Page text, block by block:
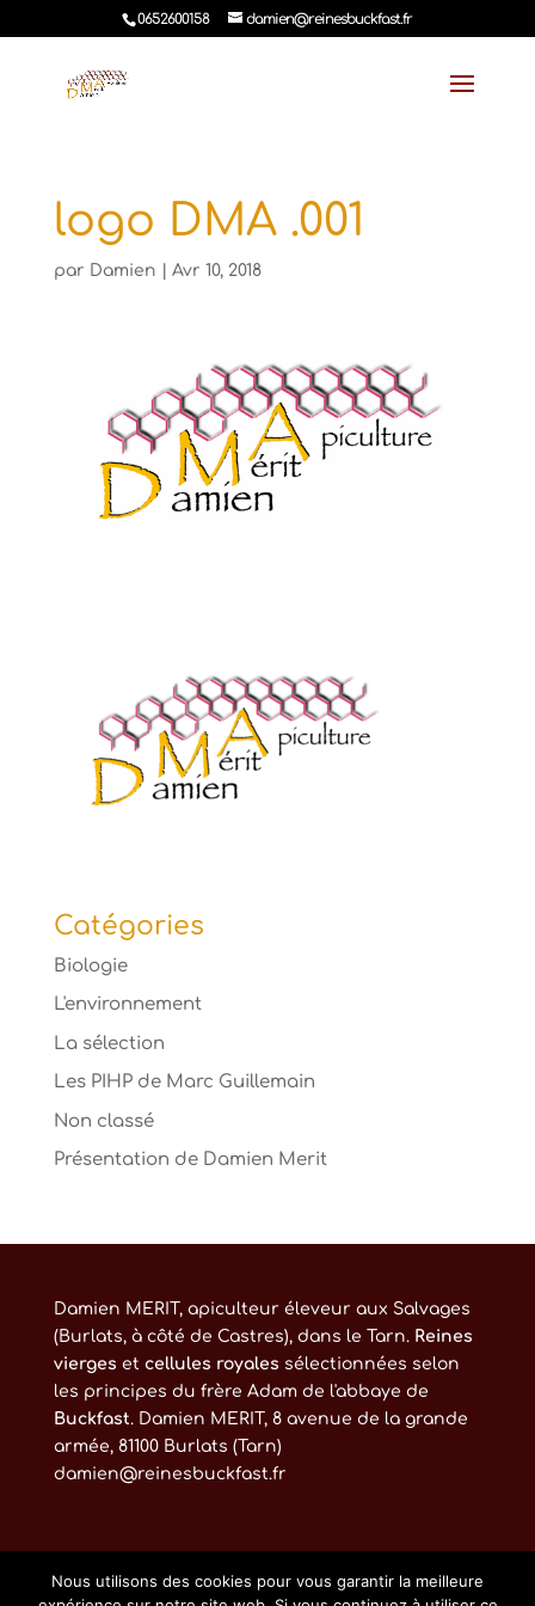
0652600158 damien@reinesbuckfast.fr
logo DMA .001
par Damien Avr 10, 2018
Catégories
Biologie
L'environnement
La sélection
Les PIHP de Marc Guillemain
Non classé
Présentation de Damien Merit
Damien MERIT, apiculteur éleveur aux Salvages
(Burlats, à côté de Castres), dans le Tarn. Reines
vierges et cellules royales sélectionnées selon
les principes du frère Adam de l'abbaye de
Buckfast. Damien MERIT, 8 avenue de la grande
armée, 81100 Burlats (Tarn)
damien@reinesbuckfast.fr
Nous utilisons des cookies pour vous garantir la meilleure